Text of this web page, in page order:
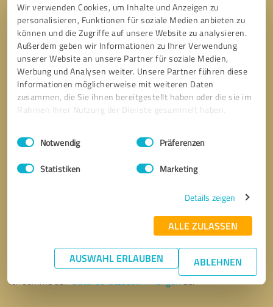
Wir verwenden Cookies, um Inhalte und Anzeigen zu
personalisieren, Funktionen für soziale Medien anbieten zu
können und die Zugriffe auf unsere Website zu analysieren.
Außerdem geben wir Informationen zu Ihrer Verwendung
unserer Website an unsere Partner für soziale Medien,
Werbung und Analysen weiter. Unsere Partner führen diese
Informationen möglicherweise mit weiteren Daten
zusammen, die Sie ihnen bereitgestellt haben oder die sie im
Rahmen Ihrer Nutzung der Dienste gesammelt haben.
Impressum Datenschutzbestimmungen
Einwilligungsauswahl
Notwendig Präferenzen
Statistiken Marketing
Details zeigen
ALLE ZULASSEN
AUSWAHL ERLAUBEN ABLEHNEN
* Erforderliche Angaben
Nachricht senden
Ich stimme denDatenschutzbestimmungenzu.